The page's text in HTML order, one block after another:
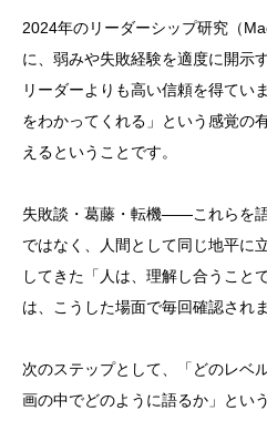
2024年のリーダーシップ研究（
に、弱みや失敗経験を適度に開示
リーダーよりも高い信頼を得てい
をわかってくれる」という感覚の
えるということです。
失敗談・葛藤・転機——これらを
ではなく、人間として同じ地平に
してきた「人は、理解し合うこと
は、こうした場面で毎回確認されま
次のステップとして、「どのレベ
画の中でどのように語るか」とい